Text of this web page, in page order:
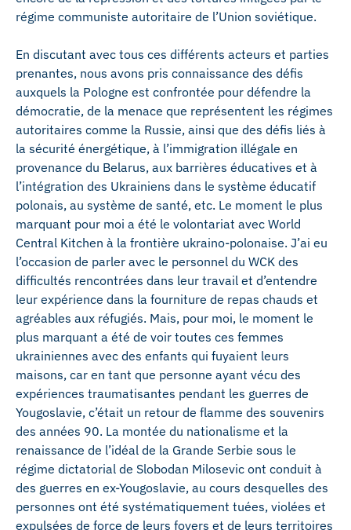
régime communiste autoritaire de l’Union soviétique.
En discutant avec tous ces différents acteurs et parties
prenantes, nous avons pris connaissance des défis
auxquels la Pologne est confrontée pour défendre la
démocratie, de la menace que représentent les régimes
autoritaires comme la Russie, ainsi que des défis liés à
la sécurité énergétique, à l’immigration illégale en
provenance du Belarus, aux barrières éducatives et à
l’intégration des Ukrainiens dans le système éducatif
polonais, au système de santé, etc. Le moment le plus
marquant pour moi a été le volontariat avec World
Central Kitchen à la frontière ukraino-polonaise. J’ai eu
l’occasion de parler avec le personnel du WCK des
difficultés rencontrées dans leur travail et d’entendre
leur expérience dans la fourniture de repas chauds et
agréables aux réfugiés. Mais, pour moi, le moment le
plus marquant a été de voir toutes ces femmes
ukrainiennes avec des enfants qui fuyaient leurs
maisons, car en tant que personne ayant vécu des
expériences traumatisantes pendant les guerres de
Yougoslavie, c’était un retour de flamme des souvenirs
des années 90. La montée du nationalisme et la
renaissance de l’idéal de la Grande Serbie sous le
régime dictatorial de Slobodan Milosevic ont conduit à
des guerres en ex-Yougoslavie, au cours desquelles des
personnes ont été systématiquement tuées, violées et
expulsées de force de leurs foyers et de leurs territoires